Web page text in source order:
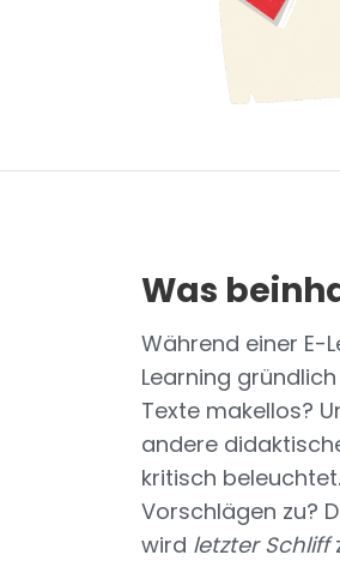
Was
Während einer E-
Learning
Texte makellos?
andere
kritisch
Vorschlägen zu?
wird letzter Schliff